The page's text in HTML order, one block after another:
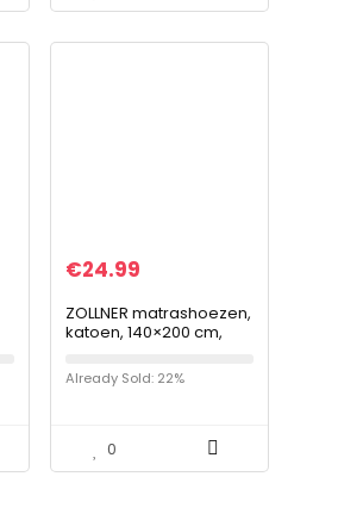
€24.99
ZOLLNER matrashoezen,
katoen, 140×200 cm,
440g/sqm
Already Sold: 22%
0